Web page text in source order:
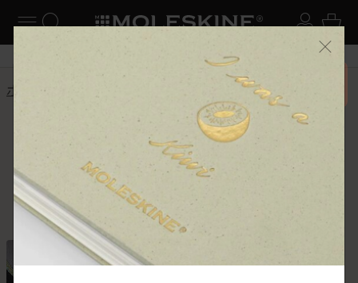
ナビゲーションの切替 ログ
検索 (キーワードなど) カ
6,500円以上のご購入で送料無料 メニ
ーを閉じる
ホーム
ショップ
創作活動に必要なすべて。